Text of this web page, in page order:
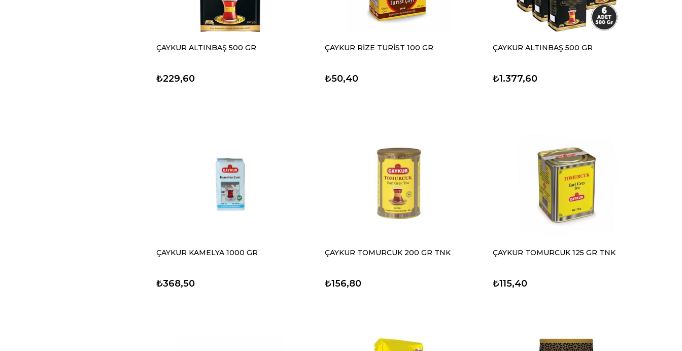
ÇAYKUR ALTINBAŞ 500 GR
₺229,60
ÇAYKUR RİZE TURİST 100 GR
₺50,40
ÇAYKUR ALTINBAŞ 500 GR
₺1.377,60
ÇAYKUR KAMELYA 1000 GR
₺368,50
ÇAYKUR TOMURCUK 200 GR TNK
₺156,80
ÇAYKUR TOMURCUK 125 GR TNK
₺115,40